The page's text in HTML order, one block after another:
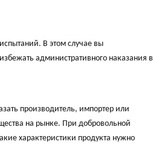
В этом случае вы
административного наказания в
производитель, импортер или
на рынке. При добровольной
характеристики продукта нужно